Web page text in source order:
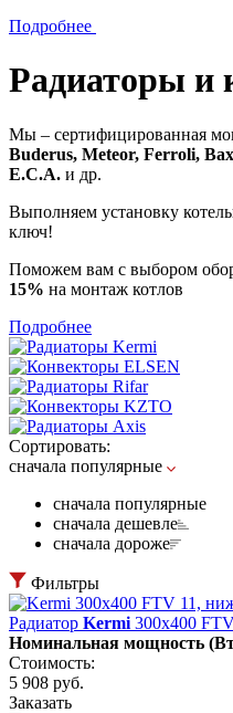
Подробнее
Радиаторы и
Мы – сертифицированная
Buderus, Meteor, Ferroli,
E.C.A. и др.
Выполняем установку
ключ!
Поможем вам с выбором
15% на монтаж котлов
Подробнее
Сортировать:
сначала популярные
сначала популярные
сначала дешевле
сначала дороже
Фильтры
Радиатор Kermi 300х400
Номинальная мощность
Стоимость:
5 908 руб.
Заказать